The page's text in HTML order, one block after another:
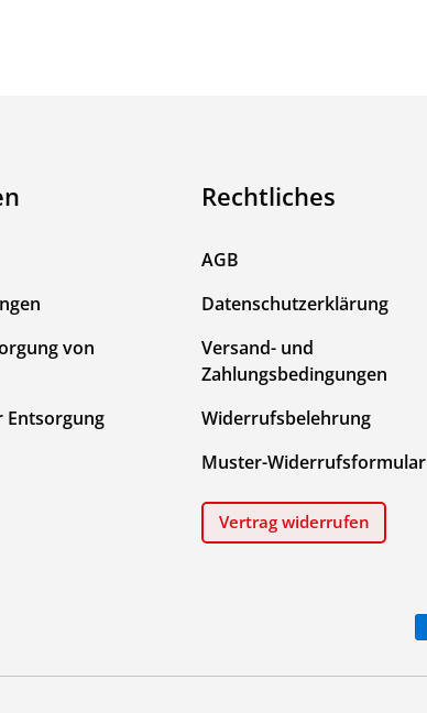
von
Rechtliches
AGB
Datenschutzerklärung
Versand- und
Zahlungsbedingungen
Widerrufsbelehrung
Muster-Widerrufsformular
Vertrag widerrufen